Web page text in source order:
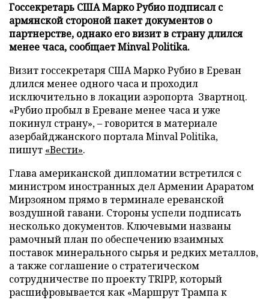
Госсекретарь США Марко Рубио подписал с
армянской стороной пакет документов о
партнерстве, однако его визит в страну длился
менее часа, сообщает Minval Politika.
Визит госсекретаря США Марко Рубио в Ереван
длился менее одного часа и проходил
исключительно в локации аэропорта Звартноц.
«Рубио пробыл в Ереване менее часа и уже
покинул страну», – говорится в материале
азербайджанского портала Minval Politika,
пишут «Вести».
Глава американской дипломатии встретился с
министром иностранных дел Армении Араратом
Мирзояном прямо в терминале ереванской
воздушной гавани. Стороны успели подписать
несколько документов. Ключевыми названы
рамочный план по обеспечению взаимных
поставок минерального сырья и редких металлов,
а также соглашение о стратегическом
сотрудничестве по проекту TRIPP, который
расшифровывается как «Маршрут Трампа к